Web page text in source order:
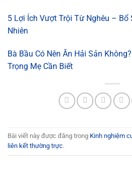
5 Lợi Ích Vượt Trội Từ Nghêu – Bổ
Nhiên
Bà Bầu Có Nên Ăn Hải Sản
Trọng Mẹ Cần Biết
Bài viết này được đăng trong Kinh nghiệm
liên kết thường trực.